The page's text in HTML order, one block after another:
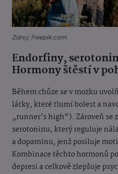
Zdroj: freepik.com
Endorfiny,
Hormony štěstí v
Během chůze se v mozku
látky, které tlumí bolest a
„runner’s high“). Zároveň se
serotoninu, který reguluje
a dopaminu, jenž posiluje
Kombinace těchto hormonů
depresi a celkově zlepšuje